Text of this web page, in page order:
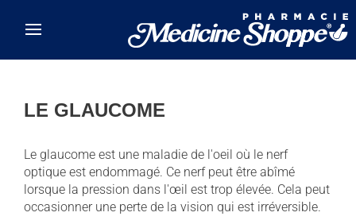
LE GLAUCOME
Le glaucome est une maladie de l'oeil où le nerf
optique est endommagé. Ce nerf peut être abîmé
lorsque la pression dans l'œil est trop élevée. Cela peut
occasionner une perte de la vision qui est irréversible.